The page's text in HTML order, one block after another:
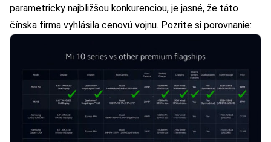
parametricky najbližšou konkurenciou, je jasné, že táto
čínska firma vyhlásila cenovú vojnu. Pozrite si porovnanie: